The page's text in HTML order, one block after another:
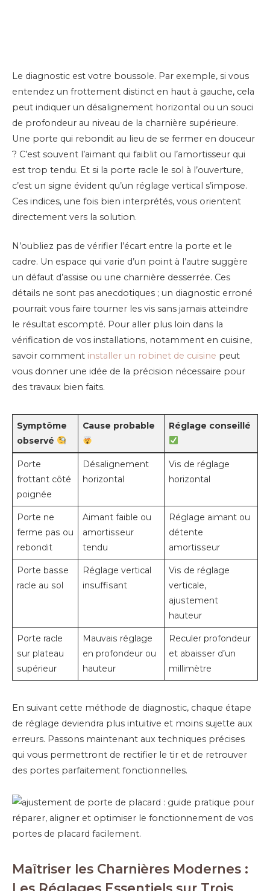
Le diagnostic est votre boussole. Par exemple, si vous
entendez un frottement distinct en haut à gauche, cela
peut indiquer un désalignement horizontal ou un souci
de profondeur au niveau de la charnière supérieure.
Une porte qui rebondit au lieu de se fermer en douceur
? C’est souvent l’aimant qui faiblit ou l’amortisseur qui
est trop tendu. Et si la porte racle le sol à l’ouverture,
c’est un signe évident qu’un réglage vertical s’impose.
Ces indices, une fois bien interprétés, vous orientent
directement vers la solution.
N’oubliez pas de vérifier l’écart entre la porte et le
cadre. Un espace qui varie d’un point à l’autre suggère
un défaut d’assise ou une charnière desserrée. Ces
détails ne sont pas anecdotiques ; un diagnostic erroné
pourrait vous faire tourner les vis sans jamais atteindre
le résultat escompté. Pour aller plus loin dans la
vérification de vos installations, notamment en cuisine,
savoir comment installer un robinet de cuisine peut
vous donner une idée de la précision nécessaire pour
des travaux bien faits.
Symptôme
observé
Cause probable Réglage conseillé
Porte
frottant côté
poignée
Désalignement
horizontal
Vis de réglage
horizontal
Porte ne
ferme pas ou
rebondit
Aimant faible ou
amortisseur
tendu
Réglage aimant ou
détente
amortisseur
Porte basse
racle au sol
Réglage vertical
insuffisant
Vis de réglage
verticale,
ajustement
hauteur
Porte racle
sur plateau
supérieur
Mauvais réglage
en profondeur ou
hauteur
Reculer profondeur
et abaisser d’un
millimètre
En suivant cette méthode de diagnostic, chaque étape
de réglage deviendra plus intuitive et moins sujette aux
erreurs. Passons maintenant aux techniques précises
qui vous permettront de rectifier le tir et de retrouver
des portes parfaitement fonctionnelles.
Maîtriser les Charnières Modernes :
Les Réglages Essentiels sur Trois